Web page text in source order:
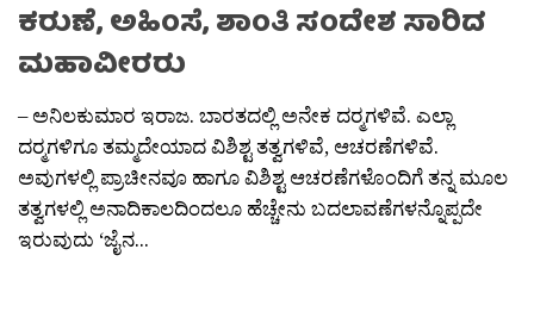
ಕರುಣೆ, ಅಹಿಂಸೆ, ಶಾಂತಿ ಸಂದೇಶ ಸಾರಿದ
ಮಹಾವೀರರು
– ಅನಿಲಕುಮಾರ ಇರಾಜ. ಬಾರತದಲ್ಲಿ ಅನೇಕ ದರ‍್ಮಗಳಿವೆ. ಎಲ್ಲಾ
ದರ‍್ಮಗಳಿಗೂ ತಮ್ಮದೇಯಾದ ವಿಶಿಶ್ಟ ತತ್ವಗಳಿವೆ, ಆಚರಣೆಗಳಿವೆ.
ಅವುಗಳಲ್ಲಿ ಪ್ರಾಚೀನವೂ ಹಾಗೂ ವಿಶಿಶ್ಟ ಆಚರಣೆಗಳೊಂದಿಗೆ ತನ್ನ ಮೂಲ
ತತ್ವಗಳಲ್ಲಿ ಅನಾದಿಕಾಲದಿಂದಲೂ ಹೆಚ್ಚೇನು ಬದಲಾವಣೆಗಳನ್ನೊಪ್ಪದೇ
ಇರುವುದು ‘ಜೈನ...